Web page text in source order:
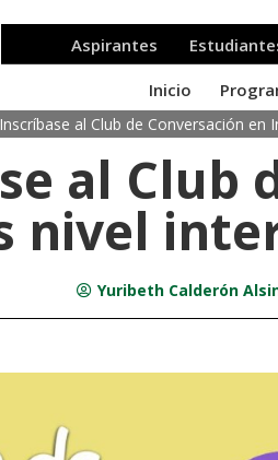
Inscríbase al Club de Conversación en
al Club
nivel
Yuribeth Calderón